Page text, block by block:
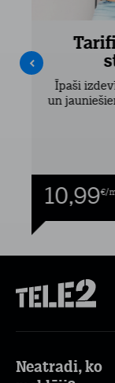
Īpaši
un
10,99€/
Neatradi, ko